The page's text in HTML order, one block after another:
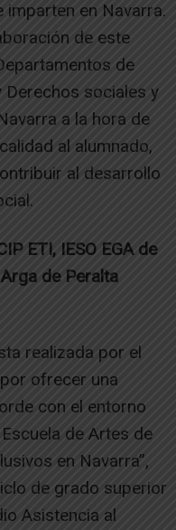
en Navarra.
de este
de
Derechos sociales y
a la hora de
al alumnado,
al desarrollo
ETI, IESO EGA de
de Peralta
realizada por el
ofrecer una
con el entorno
de Artes de
en Navarra”,
de grado superior
Asistencia al